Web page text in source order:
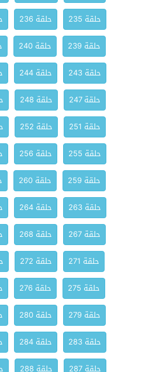
حلقة 235
حلقة 236
حلقة 239
حلقة 240
حلقة 243
حلقة 244
حلقة 247
حلقة 248
حلقة 251
حلقة 252
حلقة 255
حلقة 256
حلقة 259
حلقة 260
حلقة 263
حلقة 264
حلقة 267
حلقة 268
حلقة 271
حلقة 272
حلقة 275
حلقة 276
حلقة 279
حلقة 280
حلقة 283
حلقة 284
حلقة 287
حلقة 288